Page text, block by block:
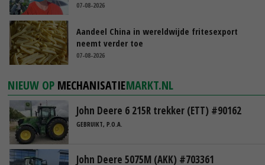
07-08-2026
Aandeel China in wereldwijde fritesexport
neemt verder toe
07-08-2026
NIEUW OP MECHANISATIEMARKT.NL
John Deere 6 215R trekker (ETT) #90162
GEBRUIKT, P.O.A.
John Deere 5075M (AKK) #703361